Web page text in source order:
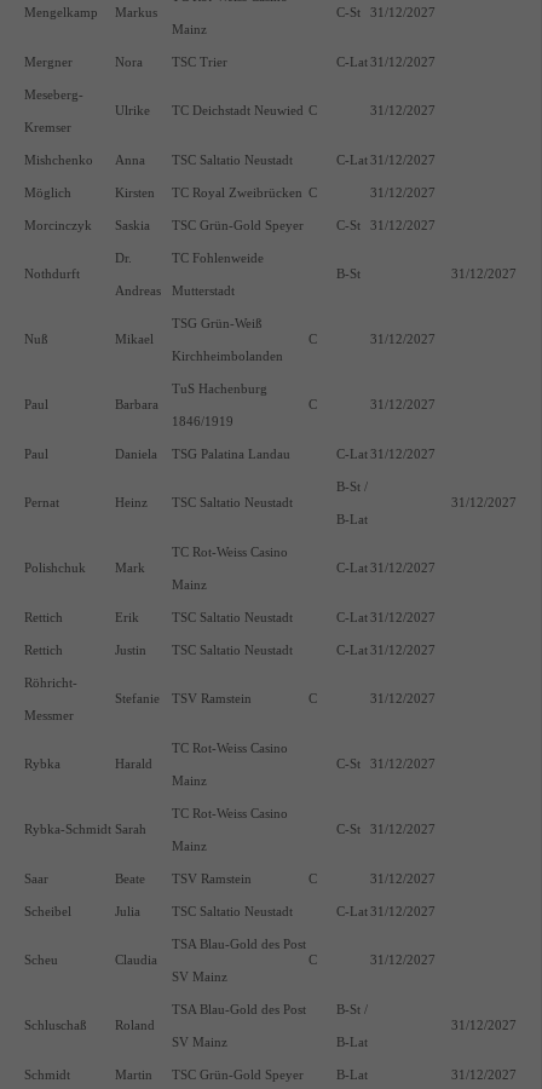
Mengelkamp Markus
Mainz
C-St 31/12/2027
Mergner Nora TSC Trier C-Lat31/12/2027
Meseberg-
Kremser
Ulrike TC Deichstadt Neuwied C 31/12/2027
Mishchenko Anna TSC Saltatio Neustadt C-Lat31/12/2027
Möglich Kirsten TC Royal Zweibrücken C 31/12/2027
Morcinczyk Saskia TSC Grün-Gold Speyer C-St 31/12/2027
Nothdurft
Dr.
Andreas
TC Fohlenweide
Mutterstadt
B-St 31/12/2027
Nuß Mikael
TSG Grün-Weiß
Kirchheimbolanden
C 31/12/2027
Paul Barbara
TuS Hachenburg
1846/1919
C 31/12/2027
Paul Daniela TSG Palatina Landau C-Lat31/12/2027
Pernat Heinz TSC Saltatio Neustadt
B-St /
B-Lat
31/12/2027
Polishchuk Mark
TC Rot-Weiss Casino
Mainz
C-Lat31/12/2027
Rettich Erik TSC Saltatio Neustadt C-Lat31/12/2027
Rettich Justin TSC Saltatio Neustadt C-Lat31/12/2027
Röhricht-
Messmer
Stefanie TSV Ramstein C 31/12/2027
Rybka Harald
TC Rot-Weiss Casino
Mainz
C-St 31/12/2027
Rybka-Schmidt Sarah
TC Rot-Weiss Casino
Mainz
C-St 31/12/2027
Saar Beate TSV Ramstein C 31/12/2027
Scheibel Julia TSC Saltatio Neustadt C-Lat31/12/2027
Scheu Claudia
TSA Blau-Gold des Post
SV Mainz
C 31/12/2027
Schluschaß Roland
TSA Blau-Gold des Post
SV Mainz
B-St /
B-Lat
31/12/2027
Schmidt Martin TSC Grün-Gold Speyer B-Lat 31/12/2027